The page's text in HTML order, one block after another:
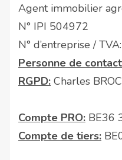
Agent immobilier
N° IPI 504972
N° d’entreprise /
Personne de
RGPD: Charles
Compte PRO: BE36
Compte de tiers: